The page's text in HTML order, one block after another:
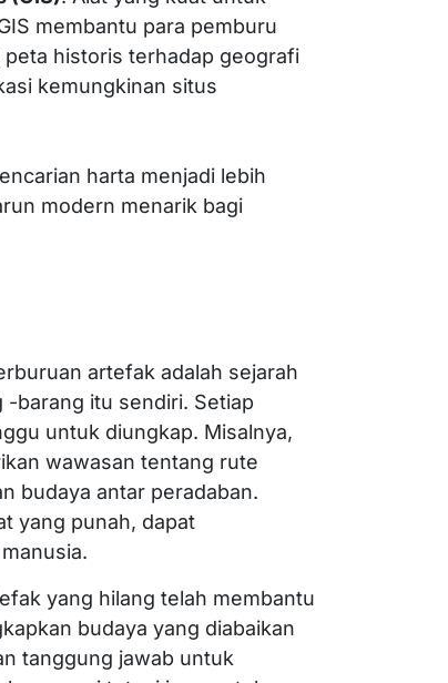
membantu para pemburu
historis terhadap geografi
kemungkinan situs
harta menjadi lebih
modern menarik bagi
artefak adalah sejarah
barang itu sendiri. Setiap
untuk diungkap. Misalnya,
wawasan tentang rute
budaya antar peradaban.
yang punah, dapat
yang hilang telah membantu
budaya yang diabaikan
tanggung jawab untuk